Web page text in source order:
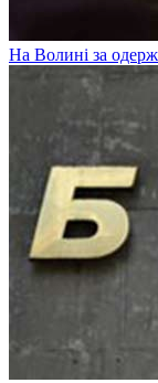
На Волині за